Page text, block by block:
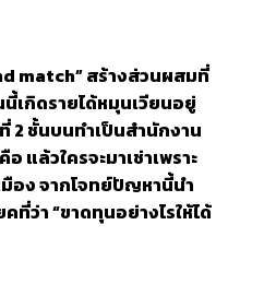
match” สร้างส่วนผสมที่
เกิดรายได้หมุนเวียนอยู่
2 ชั้นบนทำเป็นสำนักงาน
แล้วใครจะมาเช่าเพราะ
อง จากโจทย์ปัญหานี้นำ
ที่ว่า “ขาดทุนอย่างไรให้ได้